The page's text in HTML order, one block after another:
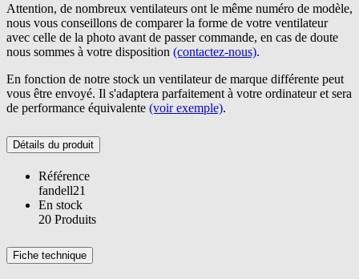
Attention, de nombreux ventilateurs ont le même numéro de modèle,
nous vous conseillons de comparer la forme de votre ventilateur
avec celle de la photo avant de passer commande, en cas de doute
nous sommes à votre disposition (contactez-nous).
En fonction de notre stock un ventilateur de marque différente peut
vous être envoyé. Il s'adaptera parfaitement à votre ordinateur et sera
de performance équivalente (voir exemple).
Détails du produit
Référence
fandell21
En stock
20 Produits
Fiche technique